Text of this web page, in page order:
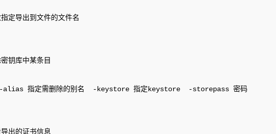
出到文件的文件名
库中某条目
指定需删除的别名  -keystore 指定keystore  -storepass 密码
的证书信息